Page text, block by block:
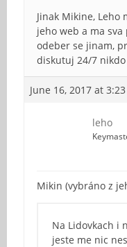
Jinak Mikine,
jeho web a ma
odeber se jinam,
diskutuj 24/7
June 16, 2017 at
leho
Mikin (vybráno z
Na Lidovkach i
jeste me nic